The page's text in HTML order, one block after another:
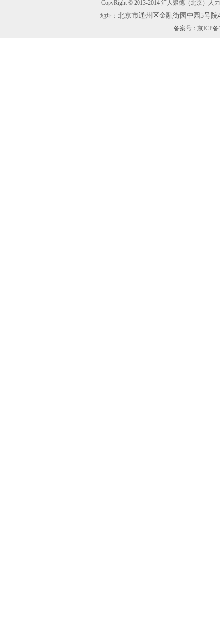
CopyRight © 2013-2014 汇人聚德（北京）人
地址：北京市通州区金融街园中园5号
备案号： 京ICP备